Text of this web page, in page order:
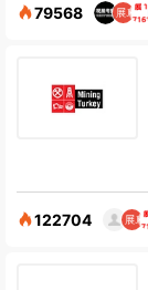
79568
122704